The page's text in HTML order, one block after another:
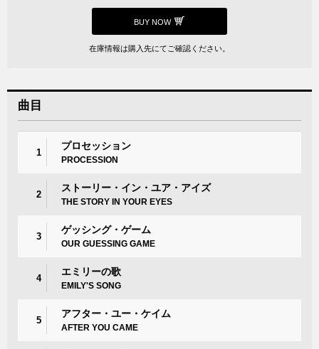
BUY NOW
在庫情報は購入先にてご確認ください。
曲目
1
プロセッション
PROCESSION
2
ストーリー・イン・ユア・アイズ
THE STORY IN YOUR EYES
3
ゲッシング・ゲーム
OUR GUESSING GAME
4
エミリーの歌
EMILY'S SONG
5
アフター・ユー・ケイム
AFTER YOU CAME